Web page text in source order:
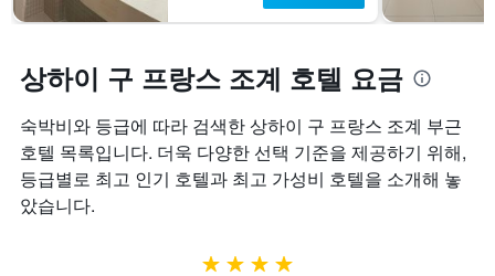
상하이 구 프랑스 조계 호텔 요금
숙박비와 등급에 따라 검색한 상하이 구 프랑스 조계 부근
호텔 목록입니다. 더욱 다양한 선택 기준을 제공하기 위해,
등급별로 최고 인기 호텔과 최고 가성비 호텔을 소개해 놓
았습니다.
4성급